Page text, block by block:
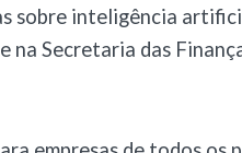
sobre inteligência
Secretaria das